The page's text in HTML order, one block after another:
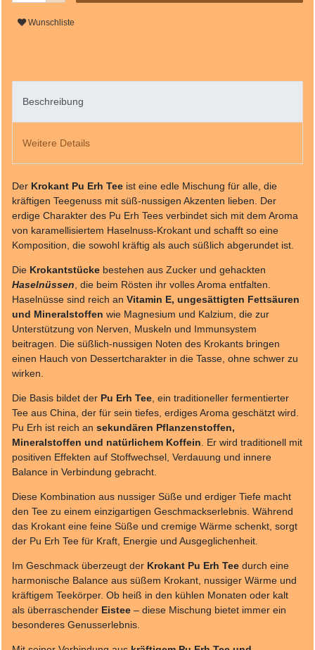
Wunschliste
Beschreibung
Weitere Details
Der Krokant Pu Erh Tee ist eine edle Mischung für alle, die
kräftigen Teegenuss mit süß-nussigen Akzenten lieben. Der
erdige Charakter des Pu Erh Tees verbindet sich mit dem Aroma
von karamellisiertem Haselnuss-Krokant und schafft so eine
Komposition, die sowohl kräftig als auch süßlich abgerundet ist.
Die Krokantstücke bestehen aus Zucker und gehackten
Haselnüssen , die beim Rösten ihr volles Aroma entfalten.
Haselnüsse sind reich an Vitamin E, ungesättigten Fettsäuren
und Mineralstoffen wie Magnesium und Kalzium, die zur
Unterstützung von Nerven, Muskeln und Immunsystem
beitragen. Die süßlich-nussigen Noten des Krokants bringen
einen Hauch von Dessertcharakter in die Tasse, ohne schwer zu
wirken.
Die Basis bildet der Pu Erh Tee , ein traditioneller fermentierter
Tee aus China, der für sein tiefes, erdiges Aroma geschätzt wird.
Pu Erh ist reich an sekundären Pflanzenstoffen,
Mineralstoffen und natürlichem Koffein . Er wird traditionell mit
positiven Effekten auf Stoffwechsel, Verdauung und innere
Balance in Verbindung gebracht.
Diese Kombination aus nussiger Süße und erdiger Tiefe macht
den Tee zu einem einzigartigen Geschmackserlebnis. Während
das Krokant eine feine Süße und cremige Wärme schenkt, sorgt
der Pu Erh Tee für Kraft, Energie und Ausgeglichenheit.
Im Geschmack überzeugt der Krokant Pu Erh Tee durch eine
harmonische Balance aus süßem Krokant, nussiger Wärme und
kräftigem Teekörper. Ob heiß in den kühlen Monaten oder kalt
als überraschender Eistee – diese Mischung bietet immer ein
besonderes Genusserlebnis.